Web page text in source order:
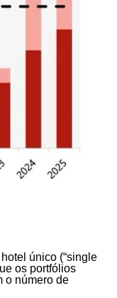
único (“single
os portfólios
o número de